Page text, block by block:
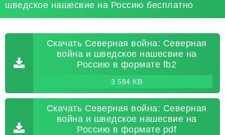
шведское нашесвие на Россию бесплатно
Скачать Северная война: Северная
война и шведское нашесвие на
Россию в формате fb2
3 584 KB
Скачать Северная война: Северная
война и шведское нашесвие на
Россию в формате pdf